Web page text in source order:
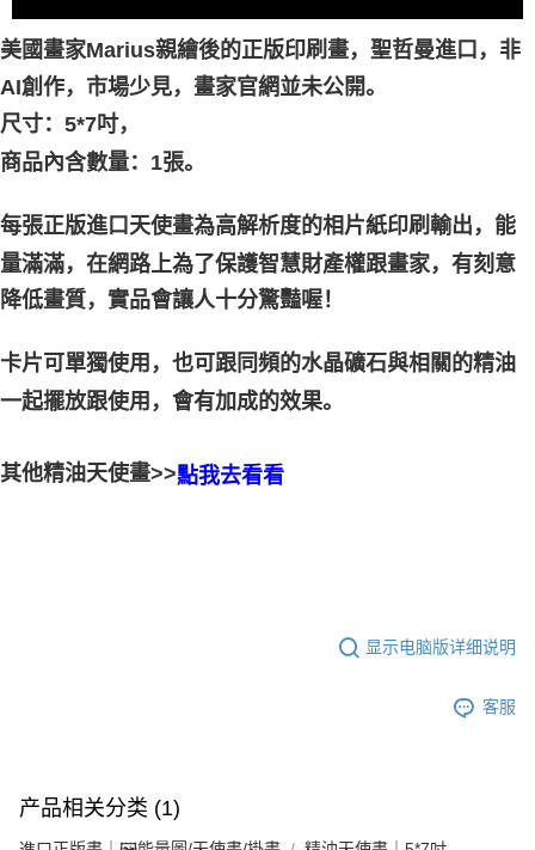
美國畫家Marius親繪後的正版印刷畫，聖哲曼進口，非
AI創作，市場少見，畫家官網並未公開。
尺寸：5*7吋，
商品內含數量：1張。
每張正版進口天使畫為高解析度的相片紙印刷輸出，能
量滿滿，在網路上為了保護智慧財產權跟畫家，有刻意
降低畫質，實品會讓人十分驚豔喔！
卡片可單獨使用，也可跟同頻的水晶礦石與相關的精油
一起擺放跟使用，會有加成的效果。
其他精油天使畫>>點我去看看
显示电脑版详细说明
客服
产品相关分类 (1)